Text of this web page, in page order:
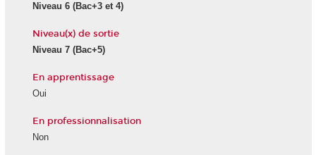
Niveau 6(Bac+3 et 4)
Niveau(x) de sortie
Niveau 7(Bac+5)
En apprentissage
Oui
En professionnalisation
Non